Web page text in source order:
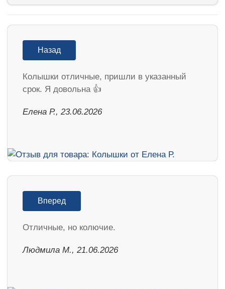
Назад
Колышки отличные, пришли в указанный
срок. Я довольна 👍
Елена Р., 23.06.2026
Вперед
Отличные, но колючие.
Людмила М., 21.06.2026